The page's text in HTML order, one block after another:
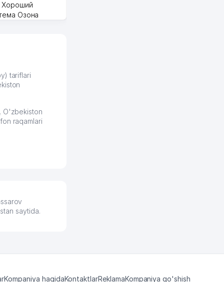
Хороший
Озона
есть ПВЗ.
и
tariflari
O'zbekiston
raqamlari
saytida.
Kompaniya haqidaKontaktlarReklamaKompaniya qo'shish